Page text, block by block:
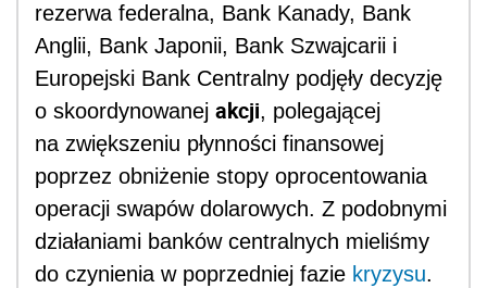
rezerwa federalna, Bank Kanady, Bank
Anglii, Bank Japonii, Bank Szwajcarii i
Europejski Bank Centralny podjęły decyzję
o skoordynowanej akcji, polegającej
na zwiększeniu płynności finansowej
poprzez obniżenie stopy oprocentowania
operacji swapów dolarowych. Z podobnymi
działaniami banków centralnych mieliśmy
do czynienia w poprzedniej fazie kryzysu.